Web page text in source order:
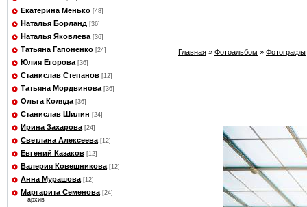
Екатерина Менько [48]
Наталья Борланд [36]
Наталья Яковлева [36]
Татьяна Гапоненко [24]
Юлия Егорова [36]
Станислав Степанов [12]
Татьяна Мордвинова [36]
Ольга Коляда [36]
Станислав Шилин [24]
Ирина Захарова [24]
Светлана Алексеева [12]
Евгений Казаков [12]
Валерия Ковешникова [12]
Анна Мурашова [12]
Маргарита Семенова [24]
архив
Главная » Фотоальбом » Фотографы